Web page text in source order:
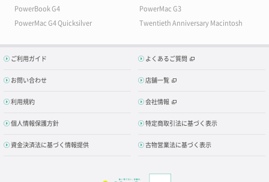
PowerBook G4
PowerMac G3
PowerMac G4 Quicksilver
Twentieth Anniversary Macintosh
ご利用ガイド よくあるご質問
お問い合わせ 店舗一覧
利用規約 会社情報
個人情報保護方針 特定商取引法に基づく表示
資金決済法に基づく情報提供 古物営業法に基づく表示